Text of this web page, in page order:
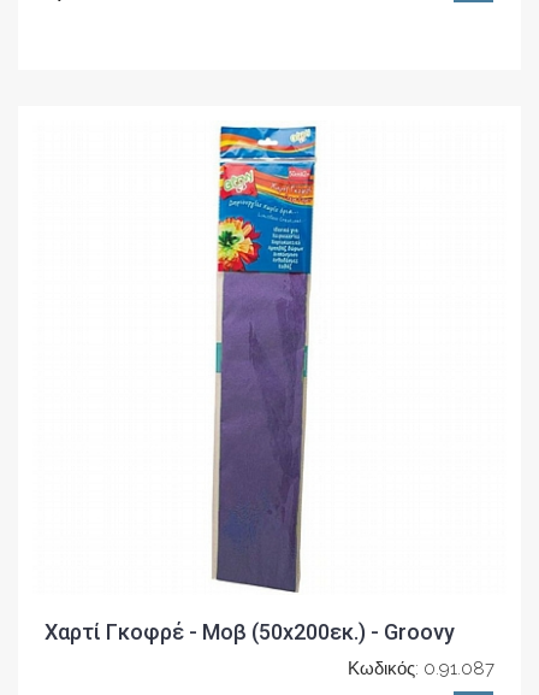
Χαρτί Γκοφρέ - Μοβ (50x200εκ.) - Groovy
Κωδικός: 0.91.087